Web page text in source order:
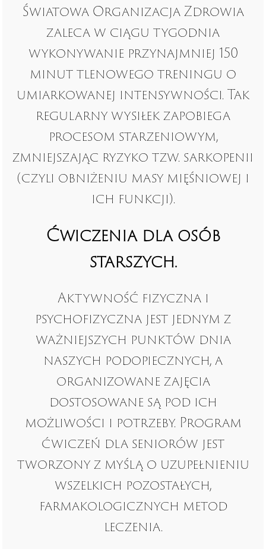
Światowa Organizacja Zdrowia
zaleca w ciągu tygodnia
wykonywanie przynajmniej 150
minut tlenowego treningu o
umiarkowanej intensywności. Tak
regularny wysiłek zapobiega
procesom starzeniowym,
zmniejszając ryzyko tzw. sarkopenii
(czyli obniżeniu masy mięśniowej i
ich funkcji).
Ćwiczenia dla osób
starszych.
Aktywność fizyczna i
psychofizyczna jest jednym z
ważniejszych punktów dnia
naszych podopiecznych, a
organizowane zajęcia
dostosowane są pod ich
możliwości i potrzeby. Program
ćwiczeń dla seniorów jest
tworzony z myślą o uzupełnieniu
wszelkich pozostałych,
farmakologicznych metod
leczenia.